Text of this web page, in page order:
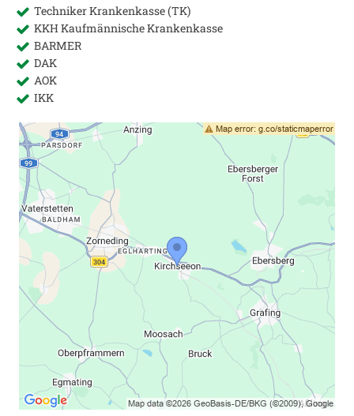
Techniker Krankenkasse (TK)
KKH Kaufmännische Krankenkasse
BARMER
DAK
AOK
IKK